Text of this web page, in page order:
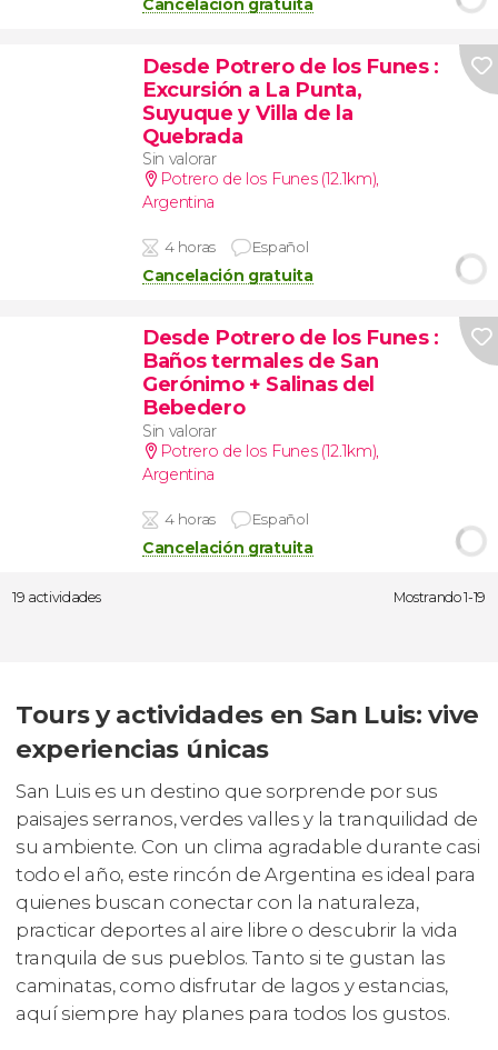
Cancelación gratuita
Desde Potrero de los Funes :
Excursión a La Punta,
Suyuque y Villa de la
Quebrada
Sin valorar
Potrero de los Funes (12.1km),
Argentina
4 horas Español
Cancelación gratuita
Desde Potrero de los Funes :
Baños termales de San
Gerónimo + Salinas del
Bebedero
Sin valorar
Potrero de los Funes (12.1km),
Argentina
4 horas Español
Cancelación gratuita
19 actividades Mostrando 1-19
Tours y actividades en San Luis: vive
experiencias únicas
San Luis es un destino que sorprende por sus
paisajes serranos, verdes valles y la tranquilidad de
su ambiente. Con un clima agradable durante casi
todo el año, este rincón de Argentina es ideal para
quienes buscan conectar con la naturaleza,
practicar deportes al aire libre o descubrir la vida
tranquila de sus pueblos. Tanto si te gustan las
caminatas, como disfrutar de lagos y estancias,
aquí siempre hay planes para todos los gustos.